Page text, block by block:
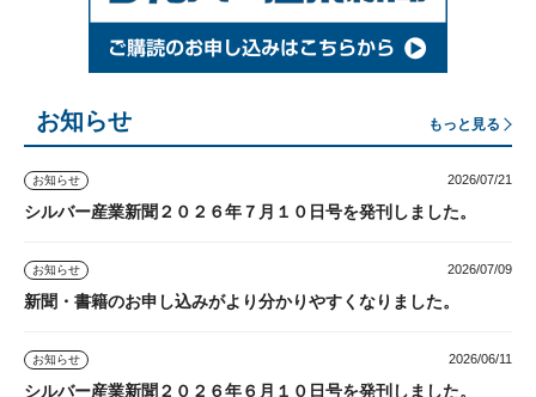
お知らせ もっと見る
お知らせ 2026/07/21
シルバー産業新聞２０２６年７月１０日号を発刊しました。
お知らせ 2026/07/09
新聞・書籍のお申し込みがより分かりやすくなりました。
お知らせ 2026/06/11
シルバー産業新聞２０２６年６月１０日号を発刊しました。